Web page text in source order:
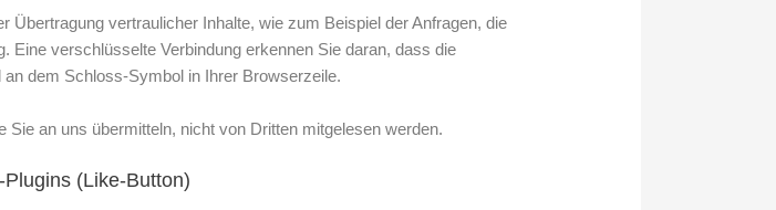
vertraulicher Inhalte, wie zum Beispiel der Anfragen, die
Eine verschlüsselte Verbindung erkennen Sie daran, dass die
an dem Schloss-Symbol in Ihrer Browserzeile.
an uns übermitteln, nicht von Dritten mitgelesen werden.
(Like-Button)